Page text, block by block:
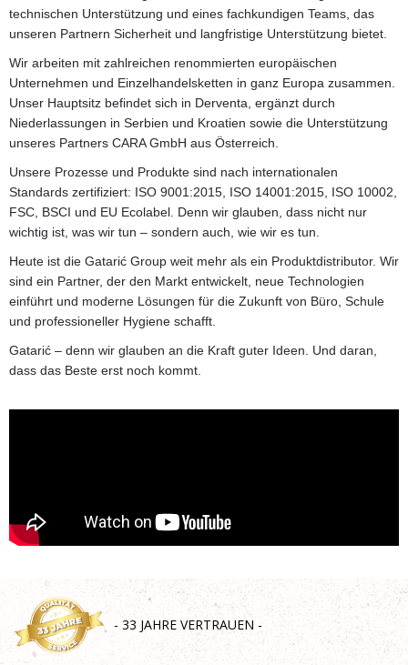
technischen Unterstützung und eines fachkundigen Teams, das
unseren Partnern Sicherheit und langfristige Unterstützung bietet.
Wir arbeiten mit zahlreichen renommierten europäischen
Unternehmen und Einzelhandelsketten in ganz Europa zusammen.
Unser Hauptsitz befindet sich in Derventa, ergänzt durch
Niederlassungen in Serbien und Kroatien sowie die Unterstützung
unseres Partners CARA GmbH aus Österreich.
Unsere Prozesse und Produkte sind nach internationalen
Standards zertifiziert: ISO 9001:2015, ISO 14001:2015, ISO 10002,
FSC, BSCI und EU Ecolabel. Denn wir glauben, dass nicht nur
wichtig ist, was wir tun – sondern auch, wie wir es tun.
Heute ist die Gatarić Group weit mehr als ein Produktdistributor. Wir
sind ein Partner, der den Markt entwickelt, neue Technologien
einführt und moderne Lösungen für die Zukunft von Büro, Schule
und professioneller Hygiene schafft.
Gatarić – denn wir glauben an die Kraft guter Ideen. Und daran,
dass das Beste erst noch kommt.
- 33 JAHRE VERTRAUEN -